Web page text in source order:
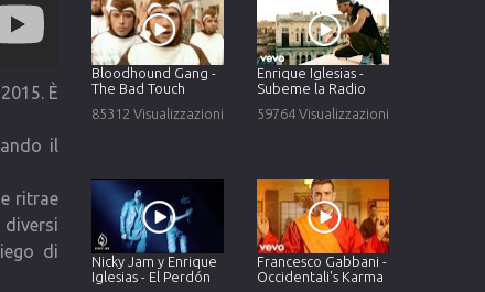
È
il
e ritrae
diversi
di
Bloodhound Gang -
The Bad Touch
85312 Visualizzazioni
Enrique Iglesias -
Subeme la Radio
59764 Visualizzazioni
Nicky Jam y Enrique
Iglesias - El Perdón
Francesco Gabbani -
Occidentali's Karma